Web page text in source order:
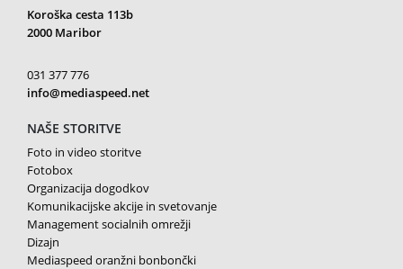
Koroška cesta 113b
2000 Maribor
031 377 776
info@mediaspeed.net
NAŠE STORITVE
Foto in video storitve
Fotobox
Organizacija dogodkov
Komunikacijske akcije in svetovanje
Management socialnih omrežji
Dizajn
Mediaspeed oranžni bonbončki